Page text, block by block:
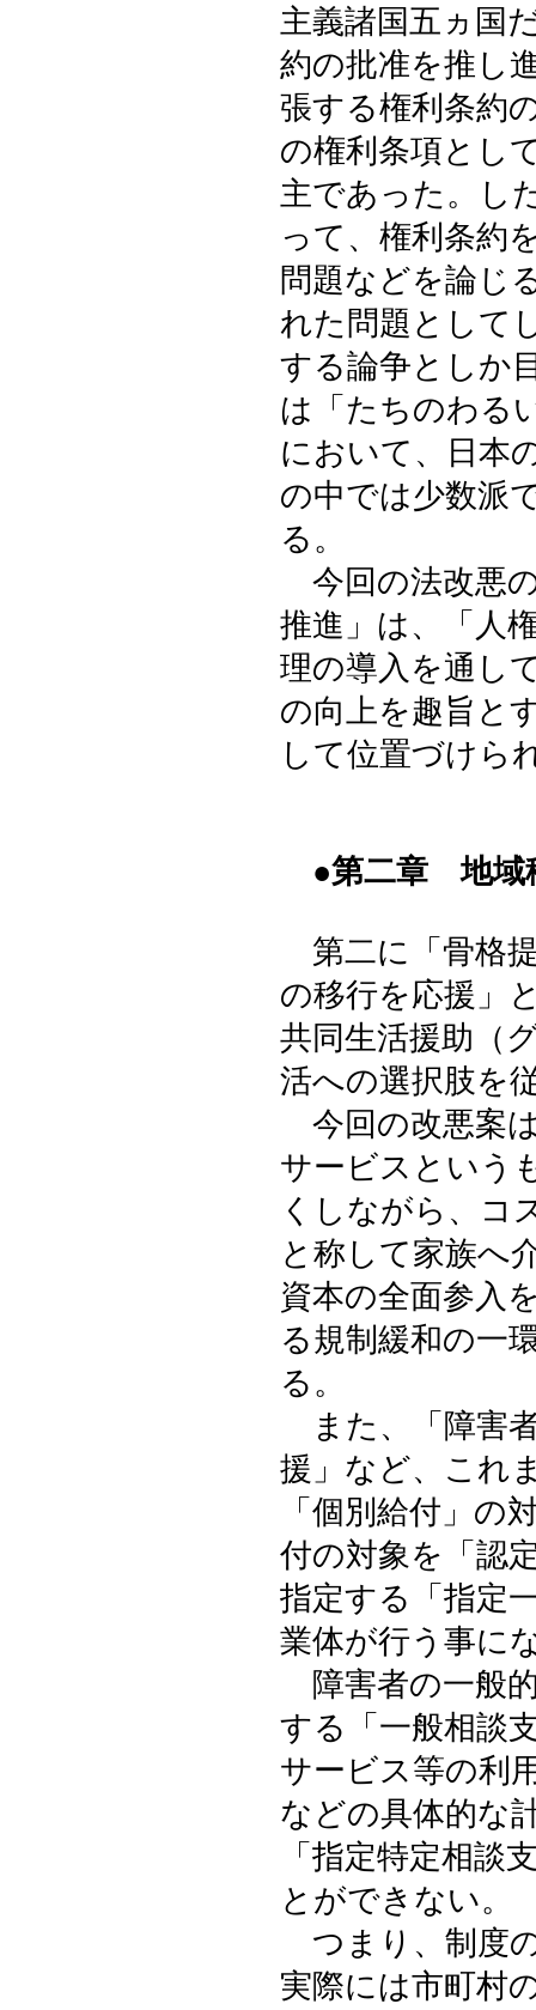
主義諸国五ヵ国
約の批准を推し
張する権利条約
の権利条項とし
主であった。し
って、権利条約
問題などを論じ
れた問題として
する論争としか
は「たちのわる
において、日本
の中では少数派
る。
今回の法改悪
推進」は、「人
理の導入を通し
の向上を趣旨と
して位置づけら
●第二章 地域
第二に「骨格
の移行を応援」
共同生活援助（
活への選択肢を
今回の改悪案
サービスという
くしながら、コ
と称して家族へ
資本の全面参入
る規制緩和の一
る。
また、「障害
援」など、これ
「個別給付」の
付の対象を「認
指定する「指定
業体が行う事に
障害者の一般
する「一般相談
サービス等の利
などの具体的な
「指定特定相談
とができない。
つまり、制度
実際には市町村